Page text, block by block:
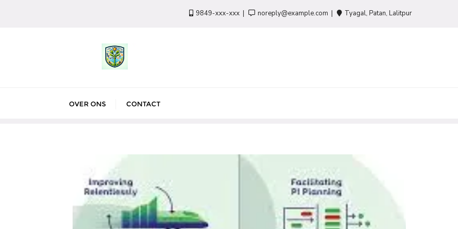
9849-xxx-xxx noreply@example.com Tyagal, Patan, Lalitpur
OVER ONS CONTACT